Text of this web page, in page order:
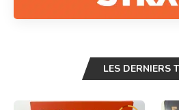
LES DERNIERS